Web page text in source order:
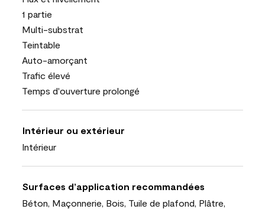
1 partie
Multi-substrat
Teintable
Auto-amorçant
Trafic élevé
Temps d'ouverture prolongé
Intérieur ou extérieur
Intérieur
Surfaces d’application recommandées
Béton, Maçonnerie, Bois, Tuile de plafond, Plâtre,